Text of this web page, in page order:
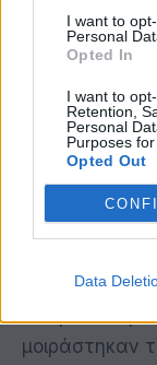
I want to
Personal
Opted In
I want to
Retention,
Personal
Purposes
Opted Out
Data
υποδέχθηκαν
Allianz στο
Η
εμπνευστικό
Allianz που
συνοδό του
Ολυμπιονίκη
μοιράστηκαν